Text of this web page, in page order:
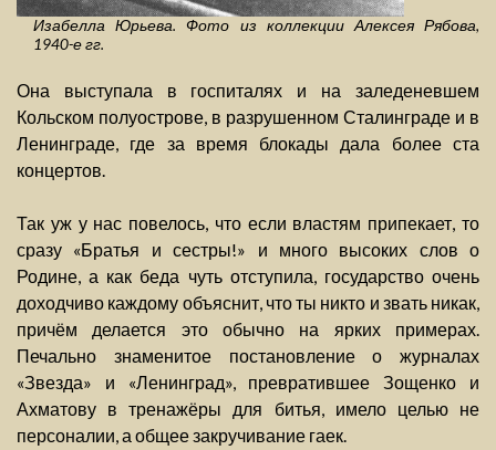
Изабелла Юрьева. Фото из коллекции Алексея Рябова,
1940-е гг.
Она выступала в госпиталях и на заледеневшем
Кольском полуострове, в разрушенном Сталинграде и в
Ленинграде, где за время блокады дала более ста
концертов.
Так уж у нас повелось, что если властям припекает, то
сразу «Братья и сестры!» и много высоких слов о
Родине, а как беда чуть отступила, государство очень
доходчиво каждому объяснит, что ты никто и звать никак,
причём делается это обычно на ярких примерах.
Печально знаменитое постановление о журналах
«Звезда» и «Ленинград», превратившее Зощенко и
Ахматову в тренажёры для битья, имело целью не
персоналии, а общее закручивание гаек.